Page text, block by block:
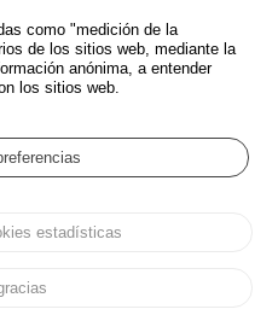
y CookiesAdministrar las cookies
como "medición de la
de los sitios web, mediante la
anónima, a entender
los sitios web.
estadísticas